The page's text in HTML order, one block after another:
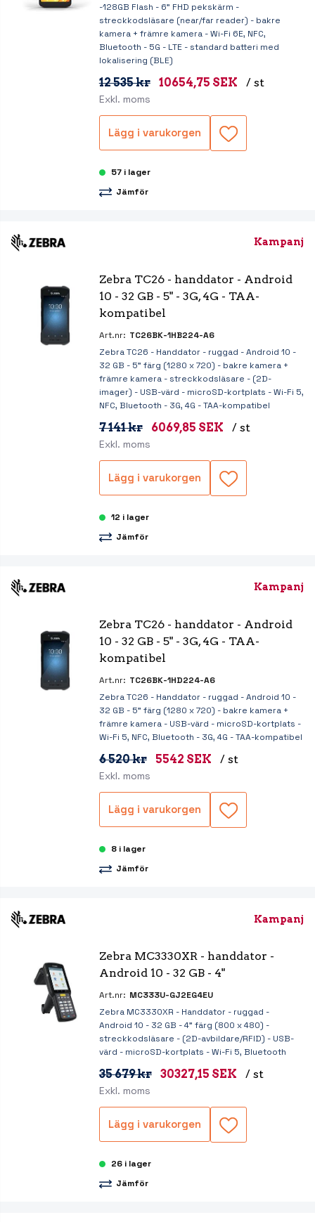
-128GB Flash - 6" FHD pekskärm -
streckkodsläsare (near/far reader) - bakre
kamera + främre kamera - Wi-Fi 6E, NFC,
Bluetooth - 5G - LTE - standard batteri med
lokalisering (BLE)
12 535 kr 10654,75 SEK / st
Exkl. moms
Lägg i varukorgen
57 i lager
Jämför
Kampanj
Zebra TC26 - handdator - Android
10 - 32 GB - 5" - 3G, 4G - TAA-
kompatibel
Art.nr: TC26BK-1HB224-A6
Zebra TC26 - Handdator - ruggad - Android 10 -
32 GB - 5" färg (1280 x 720) - bakre kamera +
främre kamera - streckkodsläsare - (2D-
imager) - USB-värd - microSD-kortplats - Wi-Fi 5,
NFC, Bluetooth - 3G, 4G - TAA-kompatibel
7 141 kr 6069,85 SEK / st
Exkl. moms
Lägg i varukorgen
12 i lager
Jämför
Kampanj
Zebra TC26 - handdator - Android
10 - 32 GB - 5" - 3G, 4G - TAA-
kompatibel
Art.nr: TC26BK-1HD224-A6
Zebra TC26 - Handdator - ruggad - Android 10 -
32 GB - 5" färg (1280 x 720) - bakre kamera +
främre kamera - USB-värd - microSD-kortplats -
Wi-Fi 5, NFC, Bluetooth - 3G, 4G - TAA-kompatibel
6 520 kr 5542 SEK / st
Exkl. moms
Lägg i varukorgen
8 i lager
Jämför
Kampanj
Zebra MC3330XR - handdator -
Android 10 - 32 GB - 4"
Art.nr: MC333U-GJ2EG4EU
Zebra MC3330XR - Handdator - ruggad -
Android 10 - 32 GB - 4" färg (800 x 480) -
streckkodsläsare - (2D-avbildare/RFID) - USB-
värd - microSD-kortplats - Wi-Fi 5, Bluetooth
35 679 kr 30327,15 SEK / st
Exkl. moms
Lägg i varukorgen
26 i lager
Jämför